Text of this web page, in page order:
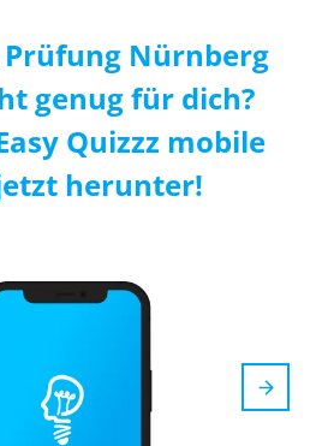
Prüfung Nürnberg
genug für dich?
Quizzz mobile
herunter!